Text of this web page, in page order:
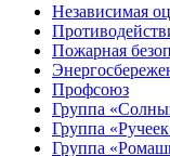
Независимая
Пожарная
Профсоюз
Группа
Группа
Группа